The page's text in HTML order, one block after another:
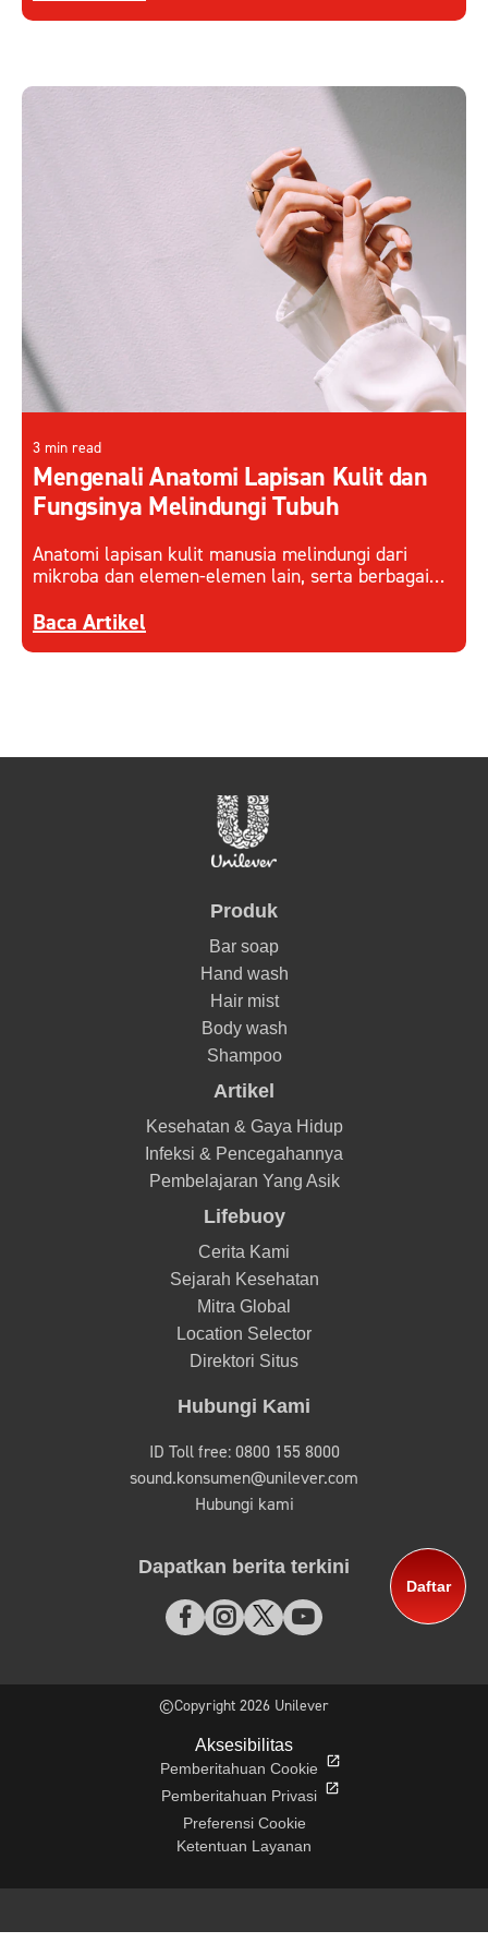
Daftar
3 min read
Mengenali Anatomi Lapisan Kulit dan
Fungsinya Melindungi Tubuh
Anatomi lapisan kulit manusia melindungi dari
mikroba dan elemen-elemen lain, serta berbagai
dan menjaganya.
Discover more about Mengenali Anatomi
Baca Artikel
Produk
Bar soap
Hand wash
Hair mist
Body wash
Shampoo
Artikel
Kesehatan & Gaya Hidup
Infeksi & Pencegahannya
Pembelajaran Yang Asik
Lifebuoy
Cerita Kami
Sejarah Kesehatan
Mitra Global
Location Selector
Direktori Situs
Hubungi Kami
ID Toll free: 0800 155 8000
sound.konsumen@unilever.com
Hubungi kami
Dapatkan berita terkini
©Copyright 2026 Unilever
Aksesibilitas
Pemberitahuan Cookie
Pemberitahuan Privasi
Preferensi Cookie
Ketentuan Layanan